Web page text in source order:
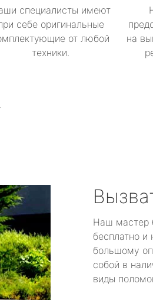
специалисты имеют
себе оригинальные
от любой
техники.
на
Наш мастер
бесплатно
большому
собой в
виды